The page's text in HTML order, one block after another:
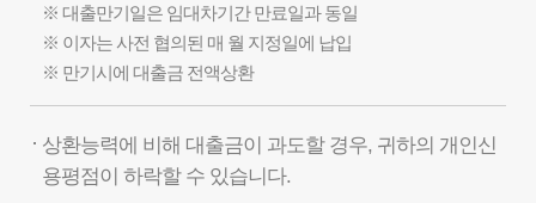
※ 대출만기일은 임대차기간 만료일과 동일
※ 이자는 사전 협의된 매 월 지정일에 납입
※ 만기시에 대출금 전액상환
상환능력에 비해 대출금이 과도할 경우, 귀하의 개인신
용평점이 하락할 수 있습니다.